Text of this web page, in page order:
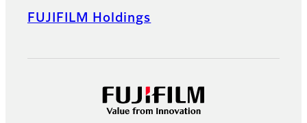
FUJIFILM Holdings